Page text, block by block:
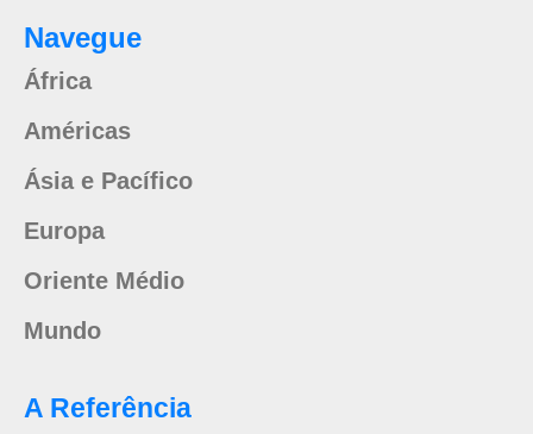
Navegue
África
Américas
Ásia e Pacífico
Europa
Oriente Médio
Mundo
A Referência